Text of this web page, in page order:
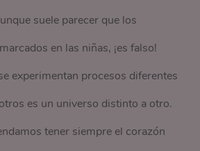
suele parecer que los
en las niñas, ¡es falso!
experimentan procesos diferentes
es un universo distinto a otro.
tener siempre el corazón